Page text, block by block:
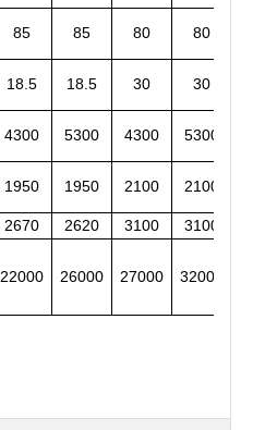
85 85 80 80
18.5 18.5 30 30
4300 5300 4300 5300
1950 1950 2100 2100
2670 2620 3100 3100
22000 26000 27000 32000